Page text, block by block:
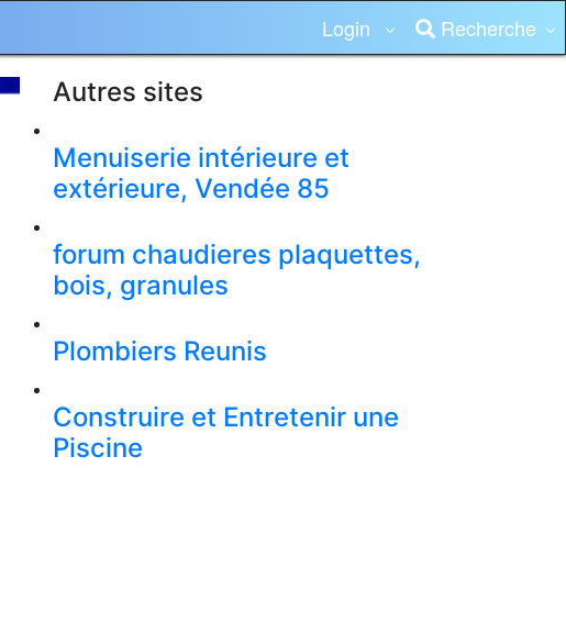
Login Recherche
Autres sites
Menuiserie intérieure et
extérieure, Vendée 85
forum chaudieres plaquettes,
bois, granules
Plombiers Reunis
Construire et Entretenir une
Piscine